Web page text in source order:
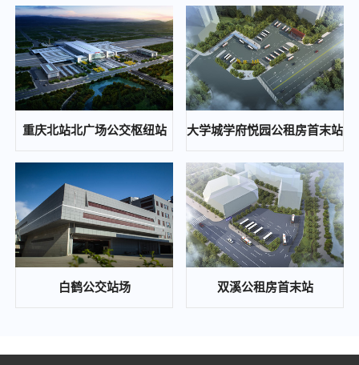
重庆通邑保安服务有限公司2024年度保安人员工作服（含轨道安检工作服）采购服务（第二次）比选邀请公告
2024-10-12
重庆东站铁路综合交通枢纽高铁新经济区基础设施工程(开成路兴塘路拓宽及东延伸段、东侧集散通道)一期景观绿化工程、交通工程、照明工程第三方检测中(选)标候选人公示
2024-10-12
重庆通邑智慧城市运营管理有限公司公司办公室局部改造项目比选公告
2024-10-12
歇马、木耳等公交站场项目配电工程中(选)标候选人公示
2024-10-08
重庆东站铁路综合交通枢纽高铁新经济区基础设施工程（开成路、兴塘路拓宽及东延伸段、东侧集散通道）一期景观绿化工程、交通工程、照明工程第三方检测 答疑补遗通知
2024-09-26
通邑保安培训基地食堂食材配送比选邀请公告
2024-09-23
2024-09-23
重庆北站北广场公交枢纽站 大学城学府悦园公租房首末站
白鹤公交站场 双溪公租房首末站